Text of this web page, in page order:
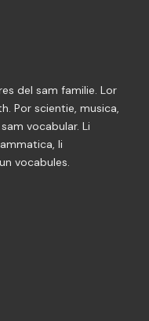
del sam familie. Lor
Por scientie, musica,
vocabular. Li
li
vocabules.